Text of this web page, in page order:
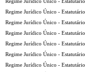
Regime Jurídico Único - Estatutário
Regime Jurídico Único - Estatutário
Regime Jurídico Único - Estatutário
Regime Jurídico Único - Estatutário
Regime Jurídico Único - Estatutário
Regime Jurídico Único - Estatutário
Regime Jurídico Único - Estatutário